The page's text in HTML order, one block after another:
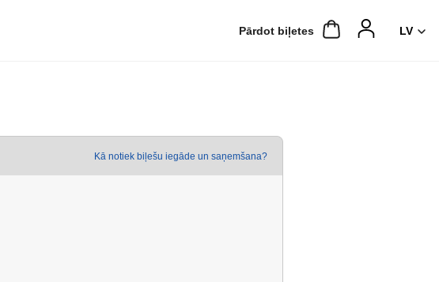
Pārdot biļetes
Kā notiek biļešu iegāde un saņemšana?